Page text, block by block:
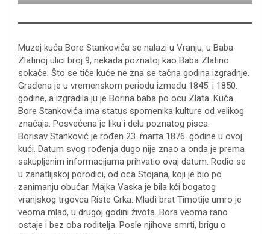
Muzej kuća Bore Stankovića se nalazi u Vranju, u Baba
Zlatinoj ulici broj 9, nekada poznatoj kao Baba Zlatino
sokače. Što se tiče kuće ne zna se tačna godina izgradnje.
Građena je u vremenskom periodu između 1845. i 1850.
godine, a izgradila ju je Borina baba po ocu Zlata. Kuća
Bore Stankovića ima status spomenika kulture od velikog
značaja. Posvećena je liku i delu poznatog pisca.
Borisav Stanković je rođen 23. marta 1876. godine u ovoj
kući. Datum svog rođenja dugo nije znao a onda je prema
sakupljenim informacijama prihvatio ovaj datum. Rodio se
u zanatlijskoj porodici, od oca Stojana, koji je bio po
zanimanju obućar. Majka Vaska je bila kći bogatog
vranjskog trgovca Riste Grka. Mlađi brat Timotije umro je
veoma mlad, u drugoj godini života. Bora veoma rano
ostaje i bez oba roditelja. Posle njihove smrti, brigu o